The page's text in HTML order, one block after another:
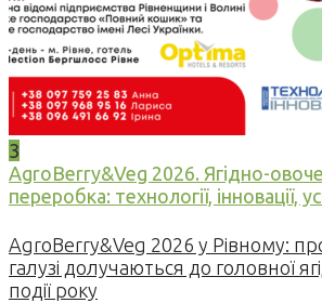
3
AgroBerry&Veg 2026. Ягідно-
переробка: технології, інновації,
AgroBerry&Veg 2026 у Рівному:
галузі долучаються до головної
події року